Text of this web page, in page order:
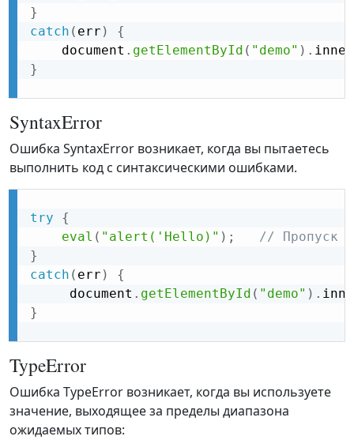
}
catch ( err )
{
    document
. getElementById ( "demo" ) .
}
SyntaxError
Ошибка SyntaxError возникает, когда вы пытаетесь
выполнить код с синтаксическими ошибками.
try
{
eval ( "alert('Hello)" ) ;
// Пропуск '
}
catch ( err )
{
     document
. getElementById ( "demo" ) .
}
TypeError
Ошибка TypeError возникает, когда вы используете
значение, выходящее за пределы диапазона
ожидаемых типов: